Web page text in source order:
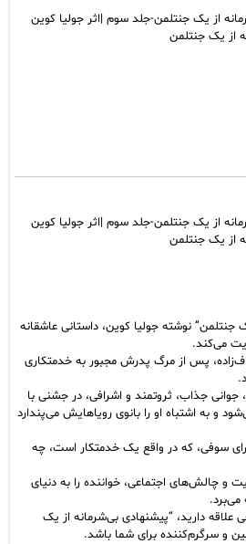
از یک جنتلمن-جلد سوم |اثر جولیا کوین
از یک جنتلمن
از یک جنتلمن-جلد سوم |اثر جولیا کوین
از یک جنتلمن
جنتلمن” نوشته جولیا کوین، داستانی عاشقانه
می‌کند.
پس از مرگ پدرش مجبور به خدمتکاری
جوانی جذاب، ثروتمند و اشرافی، در جشنی با
و به اشتباه او را بانوی رویاهایش می‌پندارد
سوفی، که در واقع یک خدمتکار است، چه
و چالش‌های اجتماعی، خواننده را به دنیای
علاقه دارید، “پیشنهادی بی‌شرمانه از یک
و سرگرم‌کننده برای شما باشد.